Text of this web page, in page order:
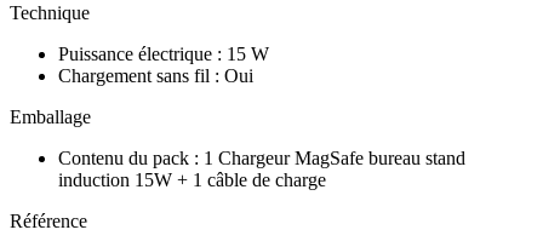
Technique
Puissance électrique : 15 W
Chargement sans fil : Oui
Emballage
Contenu du pack : 1 Chargeur MagSafe bureau stand
induction 15W + 1 câble de charge
Référence